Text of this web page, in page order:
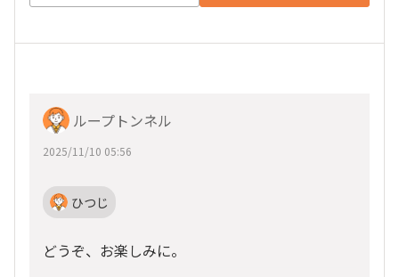
ループトンネル
2025/11/10 05:56
ひつじ
どうぞ、お楽しみに。